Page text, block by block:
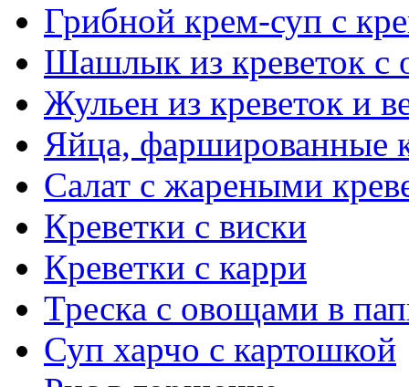
Грибной крем-суп с
Шашлык из креветок с
Жульен из креветок и
Яйца, фаршированные
Салат с жареными
Креветки с виски
Креветки с карри
Треска с овощами в
Суп харчо с картошкой